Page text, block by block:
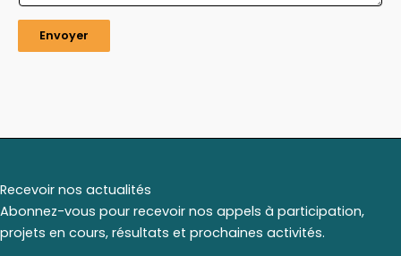
Envoyer
Recevoir nos actualités
Abonnez-vous pour recevoir nos appels à participation,
projets en cours, résultats et prochaines activités.